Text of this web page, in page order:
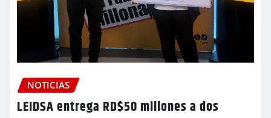
NOTICIAS
LEIDSA entrega RD$50 millones a dos